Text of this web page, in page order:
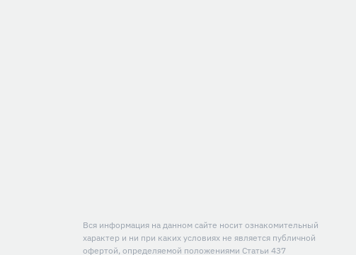
Вся информация на данном сайте носит ознакомительный
характер и ни при каких условиях не является публичной
офертой, определяемой положениями Статьи 437